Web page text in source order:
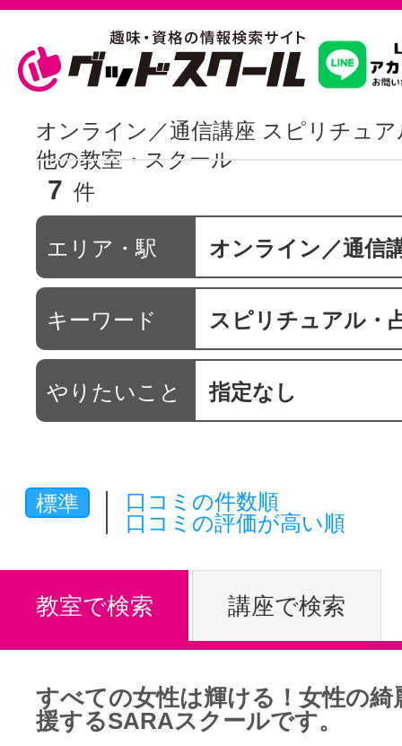
習いたいこ
駅・路線か
通信講座を
やりたいこ
特集をみる
グッドスク
オンライン／通信講座 スピリチュ
他の教室・スクール
7 件
エリア・駅 オンライン／通信
キーワード スピリチュアル・
やりたいこと 指定なし
標準
口コミの件数順
口コミの評価が高い順
教室で検索 講座で検索
すべての女性は輝ける！女性の綺
援するSARAスクールです。